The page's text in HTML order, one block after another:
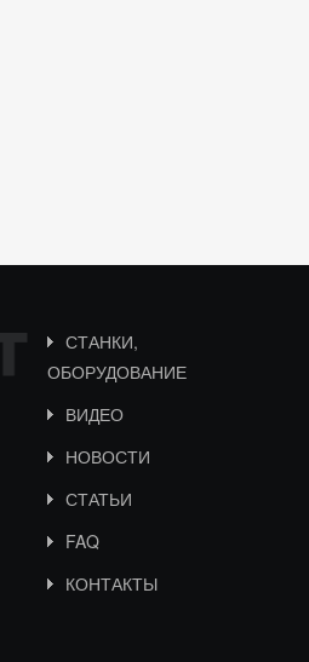
СТАНКИ,
ОБОРУДОВАНИЕ
ВИДЕО
НОВОСТИ
СТАТЬИ
FAQ
КОНТАКТЫ